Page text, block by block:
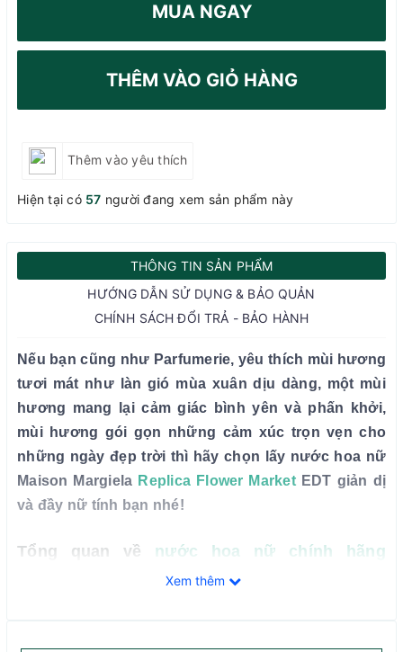
MUA NGAY
THÊM VÀO GIỎ HÀNG
Thêm vào yêu thích
Hiện tại có 57 người đang xem sản phẩm này
THÔNG TIN SẢN PHẨM
HƯỚNG DẪN SỬ DỤNG & BẢO QUẢN
CHÍNH SÁCH ĐỔI TRẢ - BẢO HÀNH
Nếu bạn cũng như Parfumerie, yêu thích mùi hương
tươi mát như làn gió mùa xuân dịu dàng, một mùi
hương mang lại cảm giác bình yên và phấn khởi,
mùi hương gói gọn những cảm xúc trọn vẹn cho
những ngày đẹp trời thì hãy chọn lấy nước hoa nữ
Maison Margiela Replica Flower MarketEDT giản dị
và đầy nữ tính bạn nhé!
Tổng quan về nước hoa nữ chính hãng
Maison Margiela Replica Flower Market EDT
Xem thêm